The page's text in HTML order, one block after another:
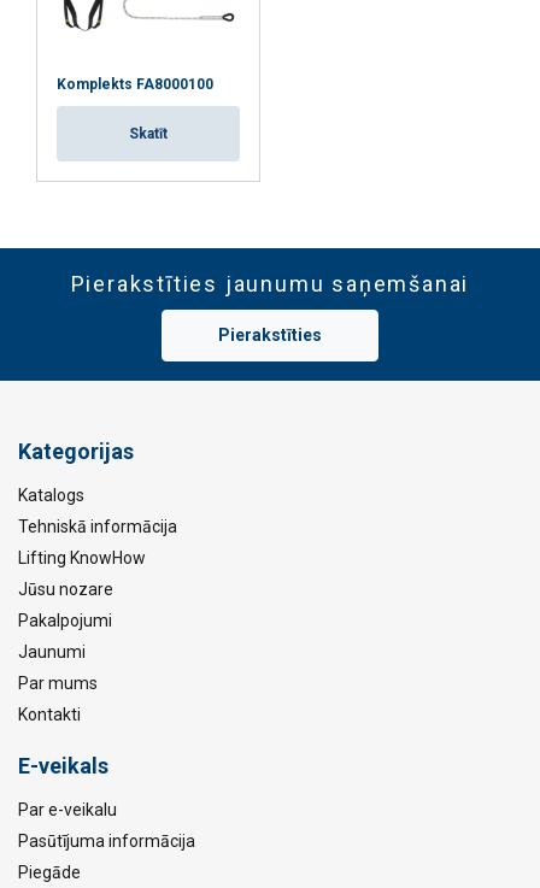
KratosSafety-Lanyard-fa3030418-DoC-ML-
Komplekts FA8000100
Skatīt
Pierakstīties jaunumu saņemšanai
Pierakstīties
Kategorijas
Katalogs
Tehniskā informācija
Lifting KnowHow
Jūsu nozare
Pakalpojumi
Jaunumi
Par mums
Kontakti
E-veikals
Par e-veikalu
Pasūtījuma informācija
Piegāde